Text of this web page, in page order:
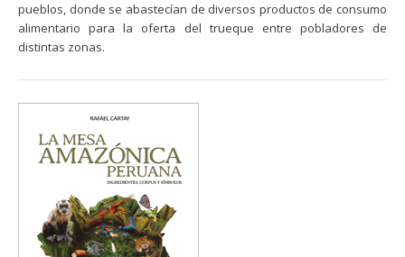
pueblos, donde se abastecían de diversos productos de consumo
alimentario para la oferta del trueque entre pobladores de
distintas zonas.